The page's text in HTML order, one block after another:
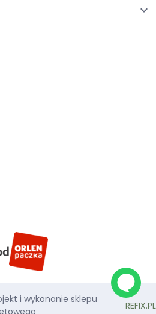

i wykonanie sklepu
REFIX.PL